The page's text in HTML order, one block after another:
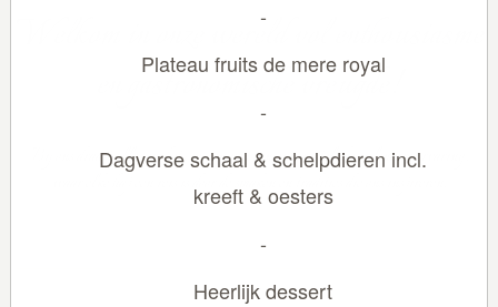
Welkom in onze wereld vol enthousiasme
en gastronomische vreugde!
Bij ons draait alles om het creëren van een onvergetelijke culinaire ervaring,
waar elke hap een reis is door de smaken en tradities die ons inspireren.
-
Plateau fruits de mere royal
-
Dagverse schaal & schelpdieren incl.
kreeft & oesters
-
Heerlijk dessert